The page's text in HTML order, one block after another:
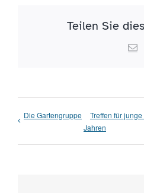
Teilen Sie
Die Gartengruppe
Treffen für
Jahren